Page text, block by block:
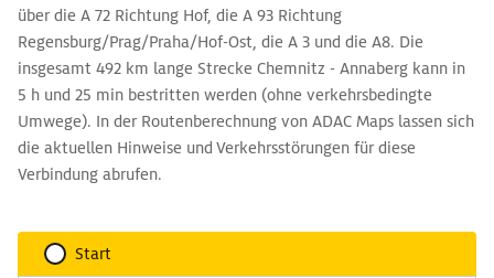
über die A 72 Richtung Hof, die A 93 Richtung
Regensburg/Prag/Praha/Hof-Ost, die A 3 und die A8. Die
insgesamt 492 km lange Strecke Chemnitz - Annaberg kann in
5 h und 25 min bestritten werden (ohne verkehrsbedingte
Umwege). In der Routenberechnung von ADAC Maps lassen sich
die aktuellen Hinweise und Verkehrsstörungen für diese
Verbindung abrufen.
Start